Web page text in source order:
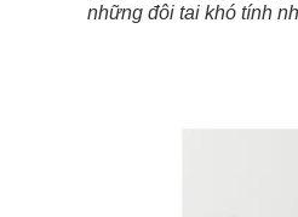
những đôi tai khó tính